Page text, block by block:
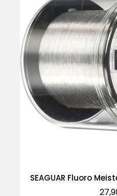
SEAGUAR Fluoro